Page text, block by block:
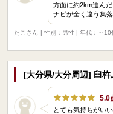
方面に約2km進ん
ナビが全く違う集
たこさん
| 性別：男性 | 年代：～10
[大分県/大分周辺] 臼杵
5.0
とても気持ちがい